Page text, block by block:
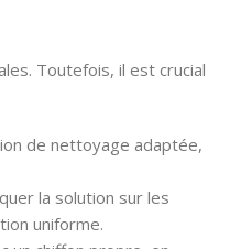
Toutefois, il est crucial
de nettoyage adaptée,
la solution sur les
uniforme.